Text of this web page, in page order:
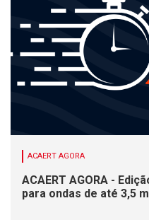
ACAERT AGORA
ACAERT AGORA -
para ondas de até 3,5